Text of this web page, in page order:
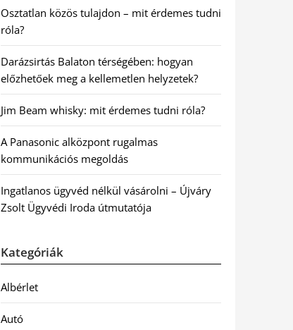
Osztatlan közös tulajdon – mit érdemes tudni
róla?
Darázsirtás Balaton térségében: hogyan
előzhetőek meg a kellemetlen helyzetek?
Jim Beam whisky: mit érdemes tudni róla?
A Panasonic alközpont rugalmas
kommunikációs megoldás
Ingatlanos ügyvéd nélkül vásárolni – Újváry
Zsolt Ügyvédi Iroda útmutatója
Kategóriák
Albérlet
Autó